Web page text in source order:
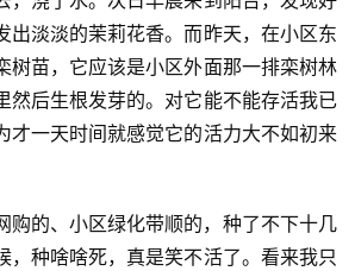
出淡淡的茉莉花香。而昨天，在小区东
树苗，它应该是小区外面那一排栾树林
然后生根发芽的。对它能不能存活我已
才一天时间就感觉它的活力大不如初来
购的、小区绿化带顺的，种了不下十几
，种啥啥死，真是笑不活了。看来我只